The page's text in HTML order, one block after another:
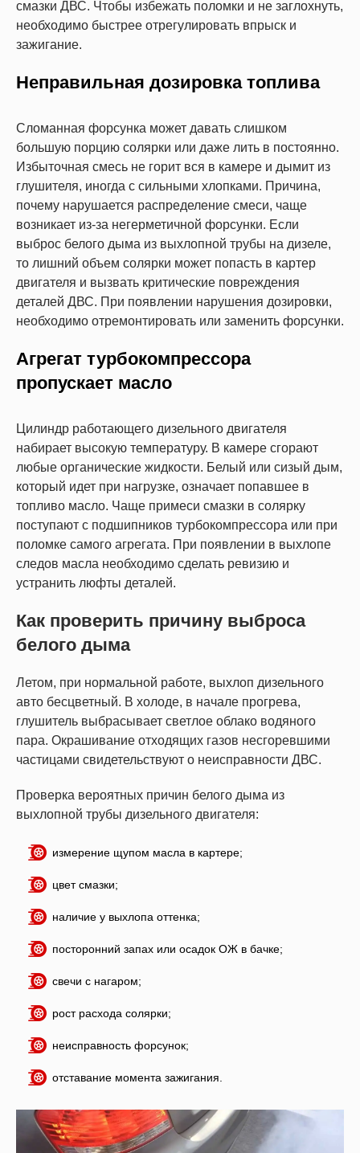
смазки ДВС. Чтобы избежать поломки и не заглохнуть,
необходимо быстрее отрегулировать впрыск и
зажигание.
Неправильная дозировка топлива
Сломанная форсунка может давать слишком
большую порцию солярки или даже лить в постоянно.
Избыточная смесь не горит вся в камере и дымит из
глушителя, иногда с сильными хлопками. Причина,
почему нарушается распределение смеси, чаще
возникает из-за негерметичной форсунки. Если
выброс белого дыма из выхлопной трубы на дизеле,
то лишний объем солярки может попасть в картер
двигателя и вызвать критические повреждения
деталей ДВС. При появлении нарушения дозировки,
необходимо отремонтировать или заменить форсунки.
Агрегат турбокомпрессора
пропускает масло
Цилиндр работающего дизельного двигателя
набирает высокую температуру. В камере сгорают
любые органические жидкости. Белый или сизый дым,
который идет при нагрузке, означает попавшее в
топливо масло. Чаще примеси смазки в солярку
поступают с подшипников турбокомпрессора или при
поломке самого агрегата. При появлении в выхлопе
следов масла необходимо сделать ревизию и
устранить люфты деталей.
Как проверить причину выброса
белого дыма
Летом, при нормальной работе, выхлоп дизельного
авто бесцветный. В холоде, в начале прогрева,
глушитель выбрасывает светлое облако водяного
пара. Окрашивание отходящих газов несгоревшими
частицами свидетельствуют о неисправности ДВС.
Проверка вероятных причин белого дыма из
выхлопной трубы дизельного двигателя:
измерение щупом масла в картере;
цвет смазки;
наличие у выхлопа оттенка;
посторонний запах или осадок ОЖ в бачке;
свечи с нагаром;
рост расхода солярки;
неисправность форсунок;
отставание момента зажигания.